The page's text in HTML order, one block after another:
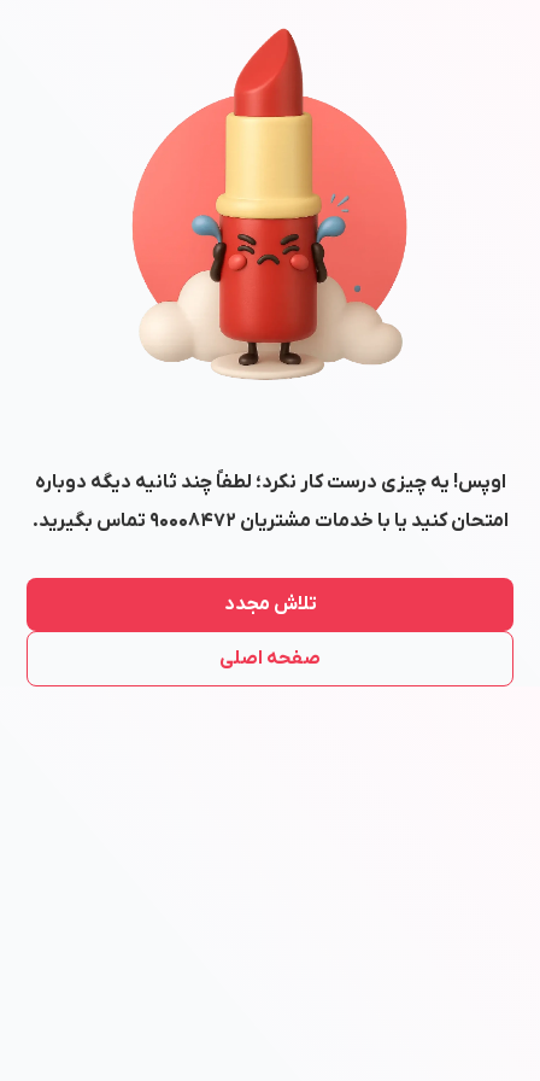
اوپس! یه چیزی درست کار نکرد؛ لطفاً چند ثانیه دیگه دوباره
امتحان کنید یا با خدمات مشتریان ۹۰۰۰۸۴۷۲ تماس بگیرید.
تلاش مجدد
صفحه اصلی